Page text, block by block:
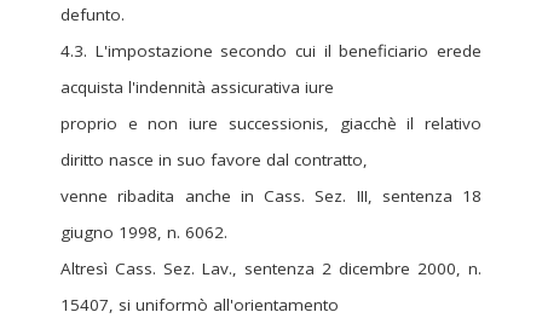
defunto.
4.3. L'impostazione secondo cui il beneficiario erede
acquista l'indennità assicurativa iure
proprio e non iure successionis, giacchè il relativo
diritto nasce in suo favore dal contratto,
venne ribadita anche in Cass. Sez. III, sentenza 18
giugno 1998, n. 6062.
Altresì Cass. Sez. Lav., sentenza 2 dicembre 2000, n.
15407, si uniformò all'orientamento